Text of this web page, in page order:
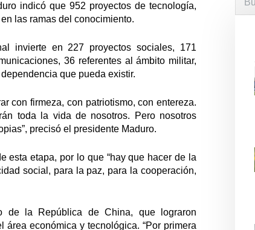
indicó que 952 proyectos de tecnología,
las ramas del conocimiento.
invierte en 227 proyectos sociales, 171
36 referentes al ámbito militar,
que pueda existir.
con firmeza, con patriotismo, con entereza.
toda la vida de nosotros. Pero nosotros
precisó el presidente Maduro.
esta etapa, por lo que “hay que hacer de la
social, para la paz, para la cooperación,
de la República de China, que lograron
económica y tecnológica. “Por primera